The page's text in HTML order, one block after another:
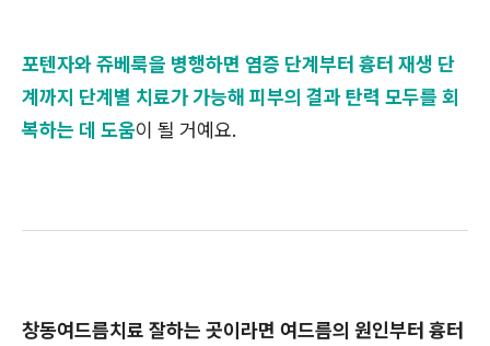
포텐자와 쥬베룩을 병행하면 염증 단계부터 흉터 재생 단
계까지 단계별 치료가 가능해 피부의 결과 탄력 모두를 회
복하는 데 도움이 될 거예요.
창동여드름치료 잘하는 곳이라면 여드름의 원인부터 흉터